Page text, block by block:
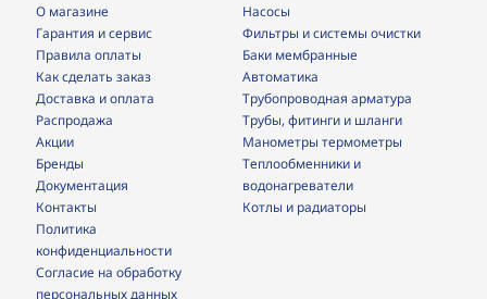
О магазине
Гарантия и сервис
Правила оплаты
Как сделать заказ
Доставка и оплата
Распродажа
Акции
Бренды
Документация
Контакты
Насосы
фильтры и системы очистки
Баки мембранные
Автоматика
трубопроводная арматура
трубы, фитинги и шланги
манометры термометры
теплообменники и
водонагреватели
Котлы и радиаторы
Политика
конфиденциальности
Согласие на обработку
персональных данных